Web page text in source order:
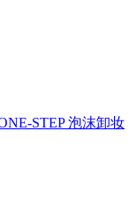
STEP 泡沫卸妆